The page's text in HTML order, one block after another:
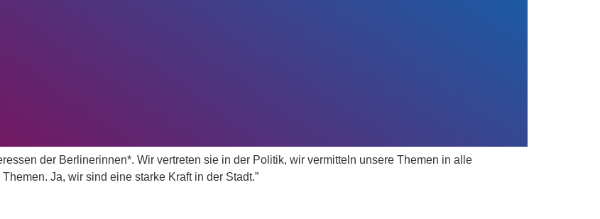
der Berlinerinnen*. Wir vertreten sie in der Politik, wir vermitteln unsere Themen in alle
Ja, wir sind eine starke Kraft in der Stadt.”